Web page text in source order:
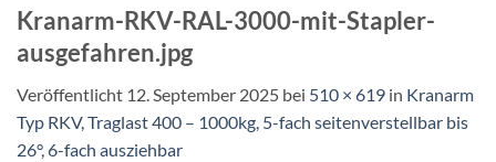
Kranarm-RKV-RAL-3000-mit-Stapler-
ausgefahren.jpg
Veröffentlicht 12. September 2025 bei 510 × 619 in Kranarm
Typ RKV, Traglast 400 – 1000kg, 5-fach seitenverstellbar bis
26°, 6-fach ausziehbar